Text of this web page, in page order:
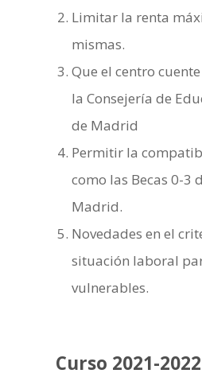
Limitar la renta
mismas.
Que el centro
la Consejería de
de Madrid
Permitir la
como las Becas 0-3
Madrid.
Novedades en el
situación laboral
vulnerables.
Curso 2021-2022